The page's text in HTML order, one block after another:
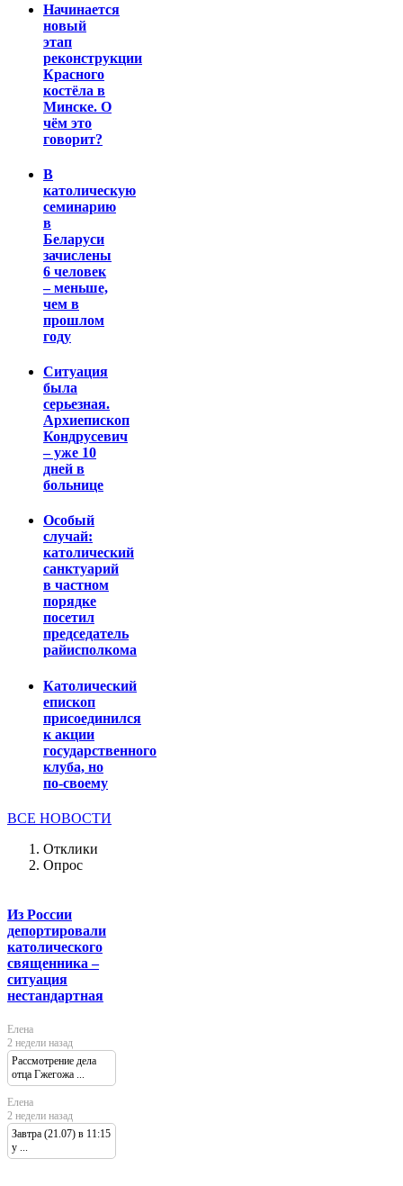
Начинается
новый
этап
реконструкции
Красного
костёла в
Минске. О
чём это
говорит?
В
католическую
семинарию
в
Беларуси
зачислены
6 человек
– меньше,
чем в
прошлом
году
Ситуация
была
серьезная.
Архиепископ
Кондрусевич
– уже 10
дней в
больнице
Особый
случай:
католический
санктуарий
в частном
порядке
посетил
председатель
райисполкома
Католический
епископ
присоединился
к акции
государственного
клуба, но
по-своему
ВСЕ НОВОСТИ
Отклики
Опрос
Из России
депортировали
католического
священника –
ситуация
нестандартная
Елена
2 недели назад
Рассмотрение дела
отца Гжегожа ...
Елена
2 недели назад
Завтра (21.07) в 11:15
у ...